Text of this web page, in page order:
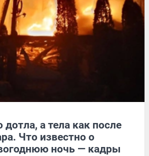
дотла, а тела как после
Что известно о
ночь — кадры